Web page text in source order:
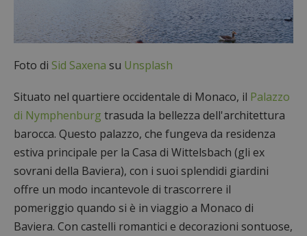
Foto di Sid Saxena su Unsplash
Situato nel quartiere occidentale di Monaco, il Palazzo
di Nymphenburg trasuda la bellezza dell'architettura
barocca. Questo palazzo, che fungeva da residenza
estiva principale per la Casa di Wittelsbach (gli ex
sovrani della Baviera), con i suoi splendidi giardini
offre un modo incantevole di trascorrere il
pomeriggio quando si è in viaggio a Monaco di
Baviera. Con castelli romantici e decorazioni sontuose,